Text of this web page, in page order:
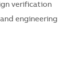
verification
engineering